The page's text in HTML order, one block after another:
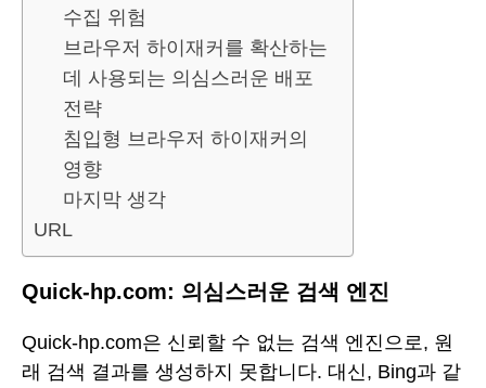
수집 위험
브라우저 하이재커를 확산하는
데 사용되는 의심스러운 배포
전략
침입형 브라우저 하이재커의
영향
마지막 생각
URL
Quick-hp.com: 의심스러운 검색 엔진
Quick-hp.com은 신뢰할 수 없는 검색 엔진으로, 원
래 검색 결과를 생성하지 못합니다. 대신, Bing과 같